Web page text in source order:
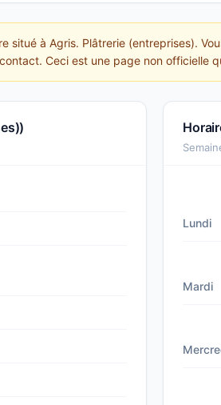
situé à Agris. Plâtrerie (entreprises).
Ceci est une page non officielle
Lundi
Mardi